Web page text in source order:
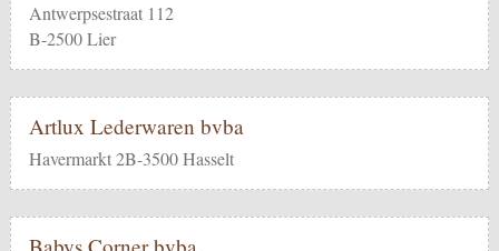
Antwerpsestraat 112
B-2500 Lier
Artlux Lederwaren bvba
Havermarkt 2B-3500 Hasselt